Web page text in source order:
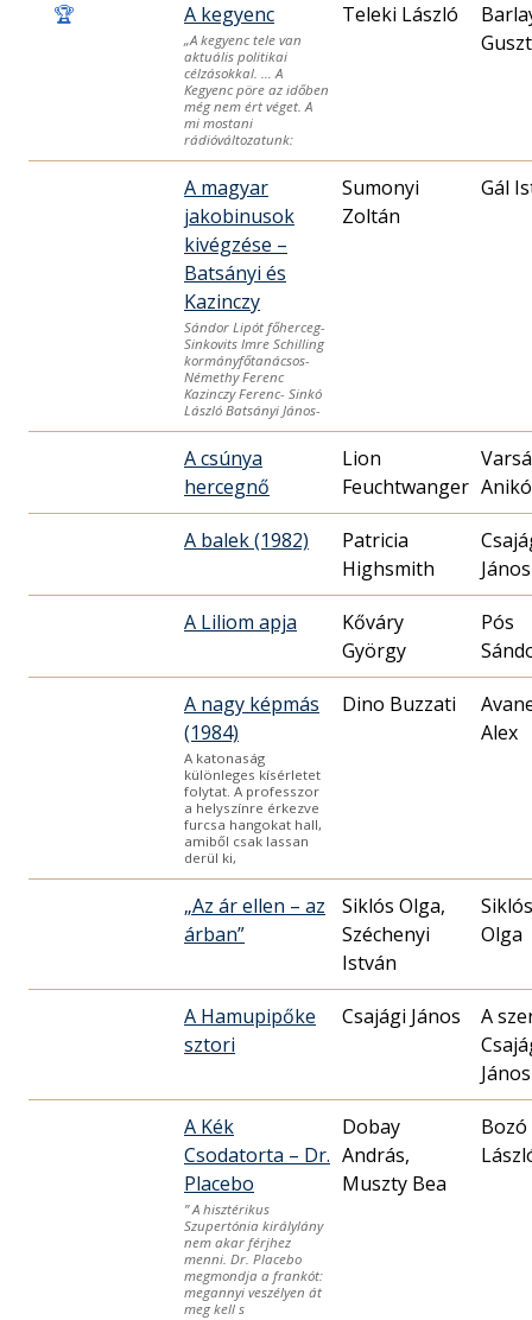
🏆 A kegyenc
„A kegyenc tele van
aktuális politikai
célzásokkal. … A
Kegyenc pöre az időben
még nem ért véget. A
mi mostani
rádióváltozatunk:
Teleki László
A magyar
jakobinusok
kivégzése –
Batsányi és
Kazinczy
Sándor Lipót főherceg-
Sinkovits Imre Schilling
kormányfőtanácsos-
Némethy Ferenc
Kazinczy Ferenc- Sinkó
László Batsányi János-
Sumonyi
Zoltán
Gál
A csúnya
hercegnő
Lion
Feuchtwanger Anikó
A balek (1982)
Patricia
Highsmith
János
A Liliom apja
Kőváry
György
Pós
A nagy képmás
(1984)
A katonaság
különleges kísérletet
folytat. A professzor
a helyszínre érkezve
furcsa hangokat hall,
amiből csak lassan
derül ki,
Dino Buzzati
Alex
„Az ár ellen – az
árban”
Siklós Olga,
Széchenyi
István
Siklós
Olga
A Hamupipőke
sztori
Csajági János
A
János
A Kék
Csodatorta – Dr.
Placebo
” A hisztérikus
Szupertónia királylány
nem akar férjhez
menni. Dr. Placebo
megmondja a frankót:
megannyi veszélyen át
meg kell s
Dobay
András,
Muszty Bea
Bozó